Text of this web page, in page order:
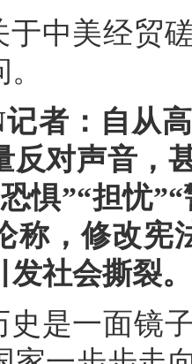
于中美经贸
者：自从
反对声音，
惧”“担忧
称，修改宪
发社会撕裂
史是一面镜